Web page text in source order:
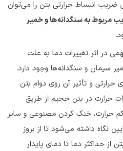
ضریب انبساط حرارتی بتن را می‌توان
مربوط به سنگدانه‌ها و خمیر
در اثر تغییرات دما به علت
سیمان و سنگدانه‌ها وجود دارد.
و تأثیر آن روی دوام بتن
حرارت در بتن حجیم از طریق
کم حرارت، خنک کردن مصنوعی و سایر
نگاه داشته می‌شود تا از بروز
حداکثر دما تا دمای پایدار